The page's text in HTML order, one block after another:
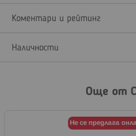
Коментари и рейтинг
Наличности
Още от
Не се предлага